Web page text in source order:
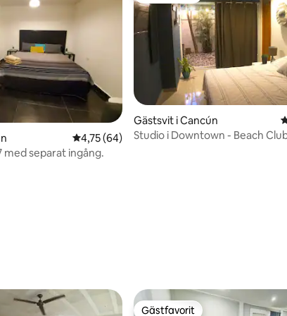
4,75 av 5 i genomsnittligt betyg, 64
4,75 (64)
med separat ingång.
Gästsvit i Cancún
Studio i Downtown - Beach
Gästfavorit